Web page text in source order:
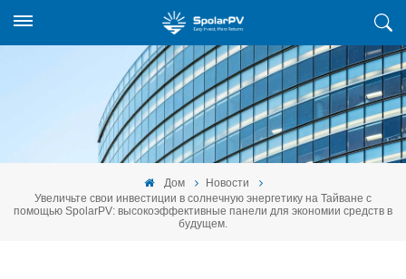
Дом
Новости
Увеличьте свои инвестиции в солнечную энергетику на Тайване с
помощью SpolarPV: высокоэффективные панели для экономии средств в
будущем.